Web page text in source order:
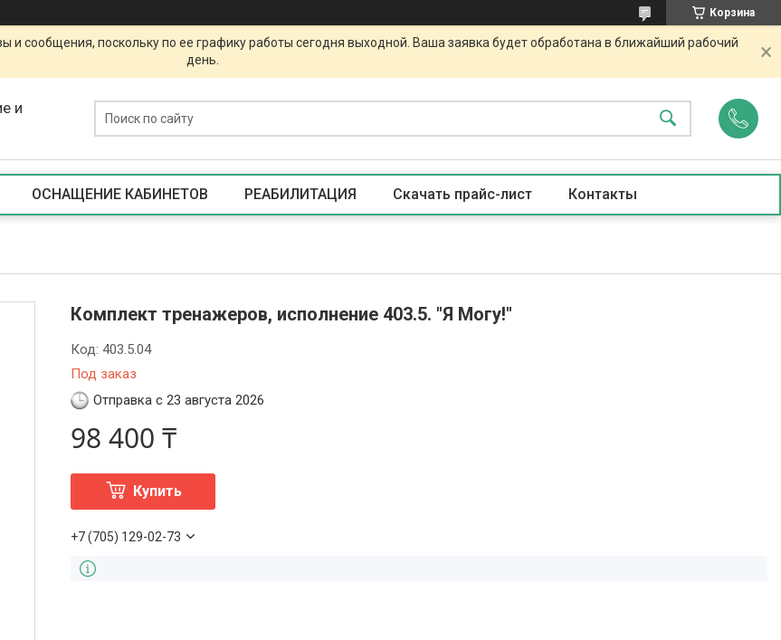
Корзина
и сообщения, поскольку по ее графику работы сегодня выходной. Ваша заявка будет обработана в ближайший рабочий
день.
и
ОСНАЩЕНИЕ КАБИНЕТОВ РЕАБИЛИТАЦИЯ Скачать прайс-лист Контакты
Комплект тренажеров, исполнение 403.5. "Я Могу!"
Под заказ
Код:403.5.04
Отправка с 23 августа 2026
98 400 ₸
Купить
+7 (705) 129-02-73